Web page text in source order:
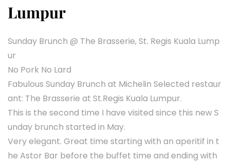
Lumpur
Sunday Brunch @ The Brasserie, St. Regis Kuala Lump
ur
No Pork No Lard
Fabulous Sunday Brunch at Michelin Selected restaur
ant: The Brasserie at St.Regis Kuala Lumpur.
This is the second time I have visited since this new S
unday brunch started in May.
Very elegant. Great time starting with an aperitif in t
he Astor Bar before the buffet time and ending with